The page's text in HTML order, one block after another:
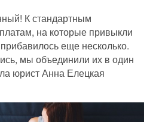
К стандартным
на которые привыкли
еще несколько.
мы объединили их в один
юрист Анна Елецкая